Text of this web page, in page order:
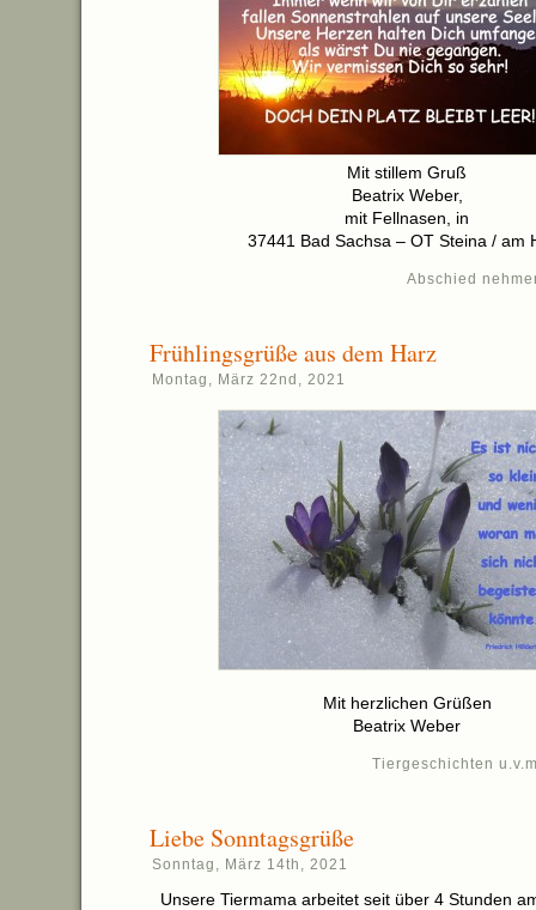
Mit stillem Gruß
Beatrix Weber,
mit Fellnasen, in
37441 Bad Sachsa – OT Steina / am
Abschied
Frühlingsgrüße aus dem Harz
Montag, März 22nd, 2021
Mit herzlichen Grüßen
Beatrix Weber
Tiergeschichten
Liebe Sonntagsgrüße
Sonntag, März 14th, 2021
Unsere Tiermama arbeitet seit über 4 Stunden